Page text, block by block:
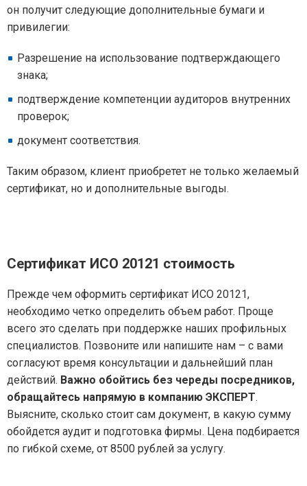
он получит следующие дополнительные бумаги и
привилегии:
Разрешение на использование подтверждающего
знака;
подтверждение компетенции аудиторов внутренних
проверок;
документ соответствия.
Таким образом, клиент приобретет не только желаемый
сертификат, но и дополнительные выгоды.
Сертификат ИСО 20121 стоимость
Прежде чем оформить сертификат ИСО 20121,
необходимо четко определить объем работ. Проще
всего это сделать при поддержке наших профильных
специалистов. Позвоните или напишите нам – с вами
согласуют время консультации и дальнейший план
действий. Важно обойтись без череды посредников,
обращайтесь напрямую в компанию ЭКСПЕРТ.
Выясните, сколько стоит сам документ, в какую сумму
обойдется аудит и подготовка фирмы. Цена подбирается
по гибкой схеме, от 8500 рублей за услугу.